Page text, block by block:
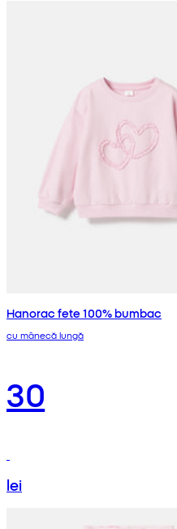
Hanorac fete 100% bumbac
cu mânecă lungă
30
lei